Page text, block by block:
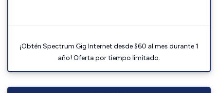
¡Obtén Spectrum Gig Internet desde $60 al mes durante 1
año! Oferta por tiempo limitado.